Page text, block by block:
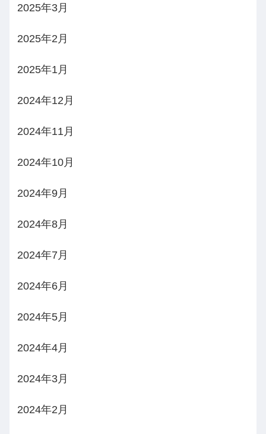
2025年3月
2025年2月
2025年1月
2024年12月
2024年11月
2024年10月
2024年9月
2024年8月
2024年7月
2024年6月
2024年5月
2024年4月
2024年3月
2024年2月